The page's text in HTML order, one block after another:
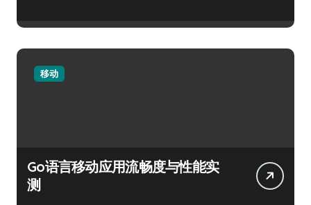
移动
Go语言移动应用流畅度与性能实
测